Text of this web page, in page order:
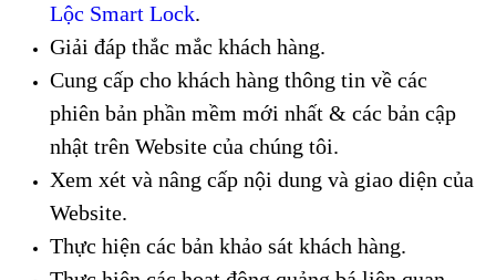
Lộc Smart Lock.
Giải đáp thắc mắc khách hàng.
Cung cấp cho khách hàng thông tin về các
phiên bản phần mềm mới nhất & các bản cập
nhật trên Website của chúng tôi.
Xem xét và nâng cấp nội dung và giao diện của
Website.
Thực hiện các bản khảo sát khách hàng.